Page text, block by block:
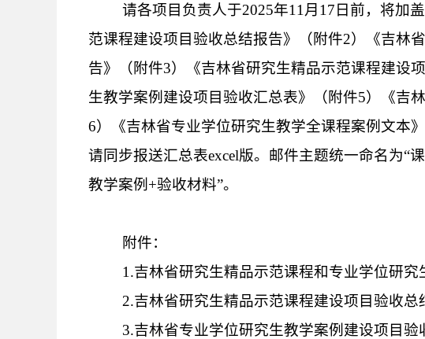
请各项目负责人于2025年11 月 17 日前，将加
范课程建设项目验收总结报告》（附件2）《吉林
告》（附件3）《吉林省研究生精品示范课程建设
生教学案例建设项目验收汇总表》（附件5）《吉
6）《吉林省专业学位研究生教学全课程案例文本》
请同步报送汇总表excel版。 邮件主题统一命名为“
教学案例 +验收材料”。
附件：
1.吉林省研究生精品示范课程和专业学位研究
2.吉林省研究生精品示范课程建设项目验收总
3.吉林省专业学位研究生教学案例建设项目验